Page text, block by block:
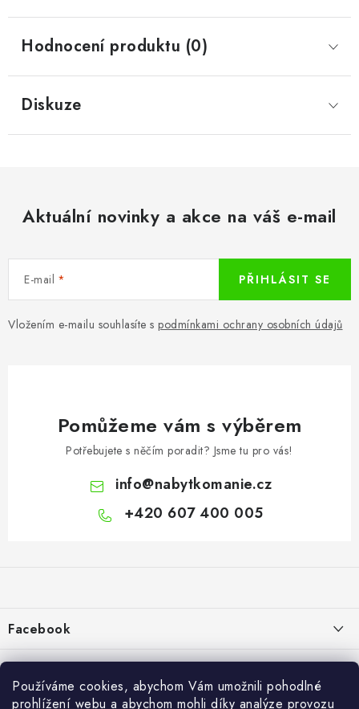
Používáme cookies, abychom Vám umožnili pohodlné
prohlížení webu a abychom mohli díky analýze provozu
Hodnocení produktu (0)
Diskuze
Aktuální novinky a akce na váš e-mail
E-mail
Vložením e-mailu souhlasíte s podmínkami ochrany osobních údajů
PŘIHLÁSIT SE
Pomůžeme vám s výběrem
Potřebujete s něčím poradit? Jsme tu pro vás!
info@nabytkomanie.cz
+420 607 400 005
a
í
Facebook
Vše o nákupu